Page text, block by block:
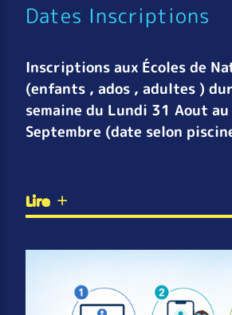
Dates Inscriptions
Inscriptions aux Écoles de
(enfants , ados , adultes )
semaine du Lundi 31 Aout
Septembre (date selon
Lire